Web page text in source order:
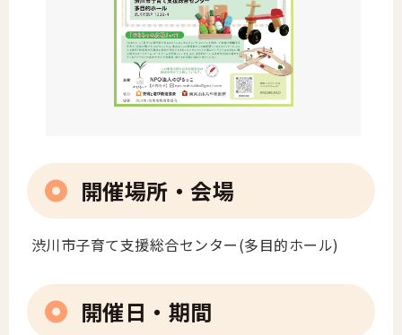
開催場所・会場
渋川市子育て支援総合センター(多目的ホール)
開催日・期間